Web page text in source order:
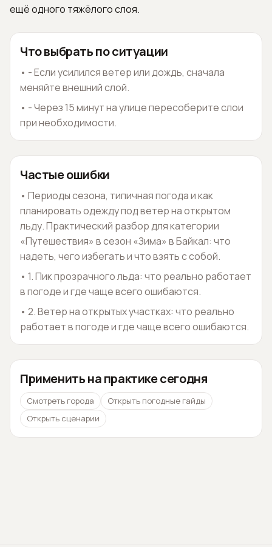
ещё одного тяжёлого слоя.
Что выбрать по ситуации
• - Если усилился ветер или дождь, сначала
меняйте внешний слой.
• - Через 15 минут на улице пересоберите слои
при необходимости.
Частые ошибки
• Периоды сезона, типичная погода и как
планировать одежду под ветер на открытом
льду. Практический разбор для категории
«Путешествия» в сезон «Зима» в Байкал: что
надеть, чего избегать и что взять с собой.
• 1. Пик прозрачного льда: что реально работает
в погоде и где чаще всего ошибаются.
• 2. Ветер на открытых участках: что реально
работает в погоде и где чаще всего ошибаются.
Применить на практике сегодня
Смотреть города
Открыть погодные гайды
Открыть сценарии